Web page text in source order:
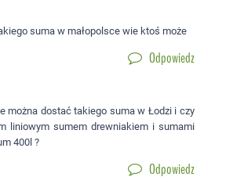
suma w małopolsce wie ktoś może
Odpowiedz
można dostać takiego suma w Łodzi i czy
liniowym sumem drewniakiem i sumami
400l ?
Odpowiedz